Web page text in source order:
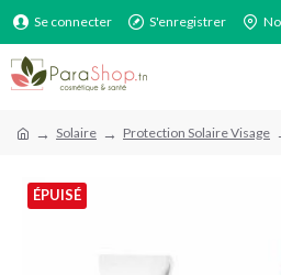
Se connecter S'enregistrer
Solaire Protection Solaire Visage
ÉPUISÉ